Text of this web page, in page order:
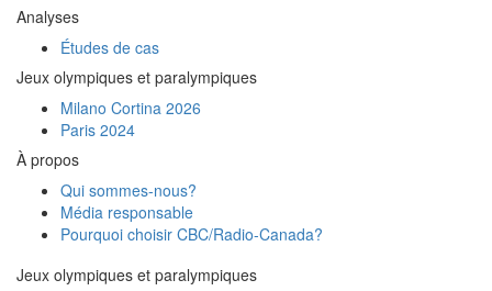
Analyses
Études de cas
Jeux olympiques et paralympiques
Milano Cortina 2026
Paris 2024
À propos
Qui sommes-nous?
Média responsable
Pourquoi choisir CBC/Radio-Canada?
Jeux olympiques et paralympiques